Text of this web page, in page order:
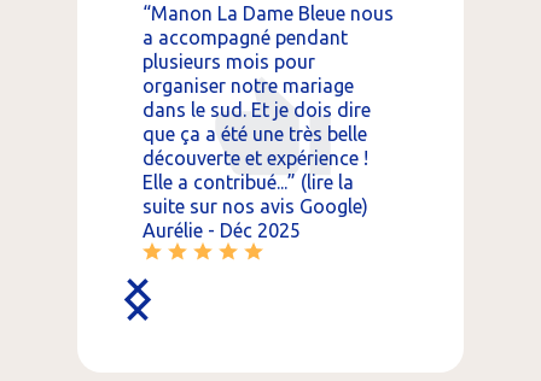
“Manon La Dame Bleue nous
a accompagné pendant
plusieurs mois pour
organiser notre mariage
dans le sud. Et je dois dire
que ça a été une très belle
découverte et expérience !
Elle a contribué...” (lire la
suite sur nos avis Google)
Aurélie - Déc 2025
Slide 2 of 5.